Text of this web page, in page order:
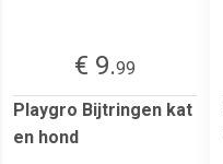
€ 9.99
Playgro Bijtringen kat
en hond